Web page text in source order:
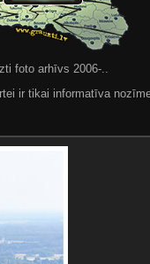
foto arhīvs 2006-..
ir tikai informatīva